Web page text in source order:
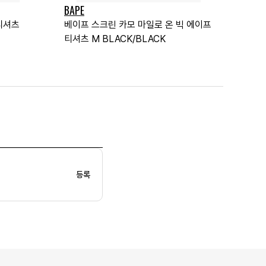
셔츠
BAPE
베이프 스크린 카모 마일로 온 빅 에이프
티셔츠 M BLACK/BLACK
등록